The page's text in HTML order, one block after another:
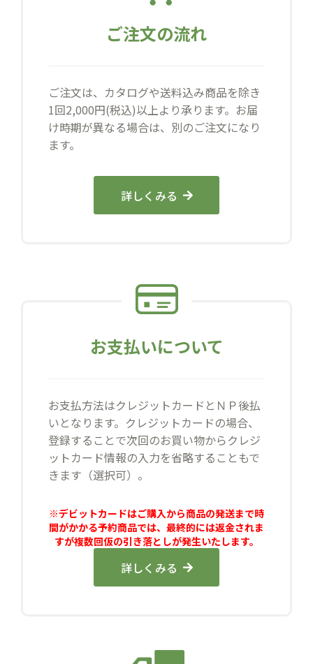
ご注文の流れ
ご注文は、カタログや送料込み商品を除き
1回2,000円(税込)以上より承ります。お届
け時期が異なる場合は、別のご注文になり
ます。
詳しくみる
お支払いについて
お支払方法はクレジットカードとＮＰ後払
いとなります。クレジットカードの場合、
登録することで次回のお買い物からクレジ
ットカード情報の入力を省略することもで
きます（選択可）。
※デビットカードはご購入から商品の発送まで時
間がかかる予約商品では、最終的には返金されま
すが複数回仮の引き落としが発生いたします。
詳しくみる